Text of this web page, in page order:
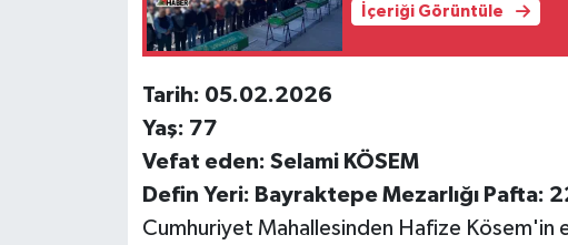
İçeriği Görüntüle
Tarih: 05.02.2026
Yaş: 77
Vefat eden: Selami KÖSEM
Defin Yeri: Bayraktepe Mezarlığı Pafta:
Cumhuriyet Mahallesinden Hafize Kösem'in